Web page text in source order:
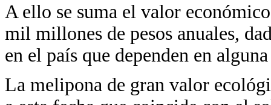
A ello se suma el valor
mil millones de pesos anuales,
en el país que dependen en
La melipona de gran valor